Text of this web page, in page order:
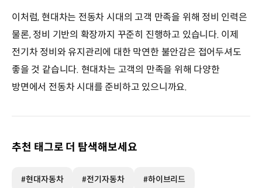
이처럼, 현대차는 전동차 시대의 고객 만족을 위해 정비 인력은
물론, 정비 기반의 확장까지 꾸준히 진행하고 있습니다. 이제
전기차 정비와 유지관리에 대한 막연한 불안감은 접어두셔도
좋을 것 같습니다. 현대차는 고객의 만족을 위해 다양한
방면에서 전동차 시대를 준비하고 있으니까요.
추천 태그로 더 탐색해보세요
#현대자동차 #전기자동차 #하이브리드